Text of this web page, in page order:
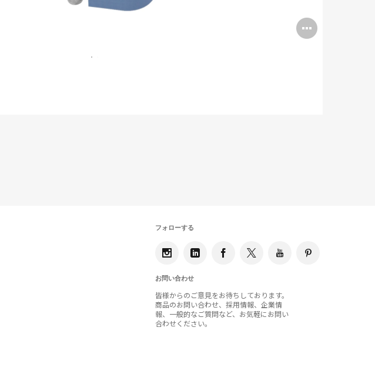
Open
フォローする
お問い合わせ
皆様からのご意見をお待ちしております。
商品のお問い合わせ、採用情報、企業情
報、一般的なご質問など、お気軽にお問い
合わせください。